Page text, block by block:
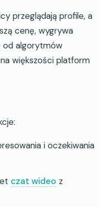
przeglądają profile, a
cenę, wygrywa
od algorytmów
większości platform
i oczekiwania
czat wideo z